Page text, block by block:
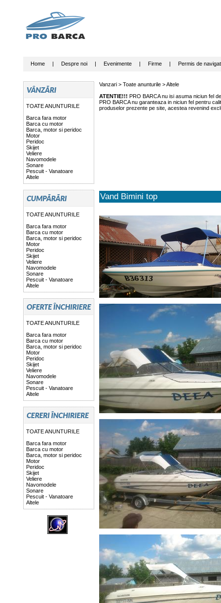
Home| Despre noi| Evenimente| Firme| Permis de
TOATE ANUNTURILE
Barca fara motor
Barca cu motor
Barca, motor si peridoc
Motor
Peridoc
Skijet
Veliere
Navomodele
Sonare
Pescuit - Vanatoare
Altele
TOATE ANUNTURILE
Barca fara motor
Barca cu motor
Barca, motor si peridoc
Motor
Peridoc
Skijet
Veliere
Navomodele
Sonare
Pescuit - Vanatoare
Altele
TOATE ANUNTURILE
Barca fara motor
Barca cu motor
Barca, motor si peridoc
Motor
Peridoc
Skijet
Veliere
Navomodele
Sonare
Pescuit - Vanatoare
Altele
TOATE ANUNTURILE
Barca fara motor
Barca cu motor
Barca, motor si peridoc
Motor
Peridoc
Skijet
Veliere
Navomodele
Sonare
Pescuit - Vanatoare
Altele
Vanzari > Toate anunturile>Altele
ATENTIE!!! PRO BARCA nu isi asuma niciun fel
PRO BARCA nu garanteaza in niciun fel pentru
produselor prezente pe site, acestea revenind
Vand Bimini top